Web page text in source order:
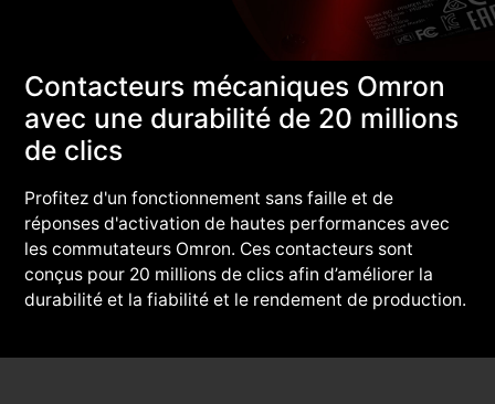
Contacteurs mécaniques Omron
avec une durabilité de 20 millions
de clics
Profitez d'un fonctionnement sans faille et de
réponses d'activation de hautes performances avec
les commutateurs Omron. Ces contacteurs sont
conçus pour 20 millions de clics afin d’améliorer la
durabilité et la fiabilité et le rendement de production.